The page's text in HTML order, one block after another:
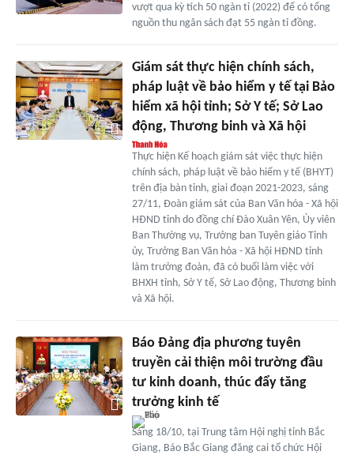
vượt qua kỳ tích 50 ngàn tỉ (2022) để có tổng
nguồn thu ngân sách đạt 55 ngàn tỉ đồng.
Giám sát thực hiện chính sách,
pháp luật về bảo hiểm y tế tại Bảo
hiểm xã hội tỉnh; Sở Y tế; Sở Lao
động, Thương binh và Xã hội
Thực hiện Kế hoạch giám sát việc thực hiện
chính sách, pháp luật về bảo hiểm y tế (BHYT)
trên địa bàn tỉnh, giai đoạn 2021-2023, sáng
27/11, Đoàn giám sát của Ban Văn hóa - Xã hội
HĐND tỉnh do đồng chí Đào Xuân Yên, Ủy viên
Ban Thường vụ, Trưởng ban Tuyên giáo Tỉnh
ủy, Trưởng Ban Văn hóa - Xã hội HĐND tỉnh
làm trưởng đoàn, đã có buổi làm việc với
BHXH tỉnh, Sở Y tế, Sở Lao động, Thương binh
và Xã hội.
Báo Đảng địa phương tuyên
truyền cải thiện môi trường đầu
tư kinh doanh, thúc đẩy tăng
trưởng kinh tế
Sáng 18/10, tại Trung tâm Hội nghị tỉnh Bắc
Giang, Báo Bắc Giang đăng cai tổ chức Hội